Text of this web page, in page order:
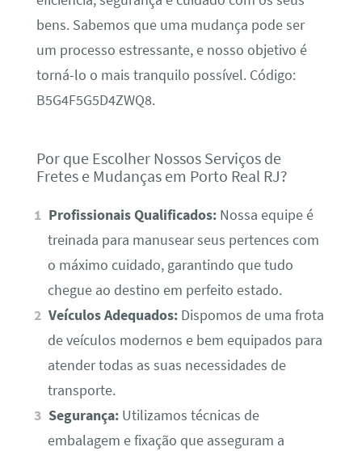
bens. Sabemos que uma mudança pode ser
um processo estressante, e nosso objetivo é
torná-lo o mais tranquilo possível. Código:
B5G4F5G5D4ZWQ8.
Por que Escolher Nossos Serviços de
Fretes e Mudanças em Porto Real RJ?
Profissionais Qualificados: Nossa equipe é
treinada para manusear seus pertences com
o máximo cuidado, garantindo que tudo
chegue ao destino em perfeito estado.
Veículos Adequados: Dispomos de uma frota
de veículos modernos e bem equipados para
atender todas as suas necessidades de
transporte.
Segurança: Utilizamos técnicas de
embalagem e fixação que asseguram a